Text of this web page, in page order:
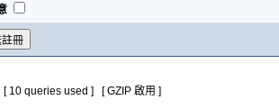
10 queries used ] [ GZIP 啟用 ]